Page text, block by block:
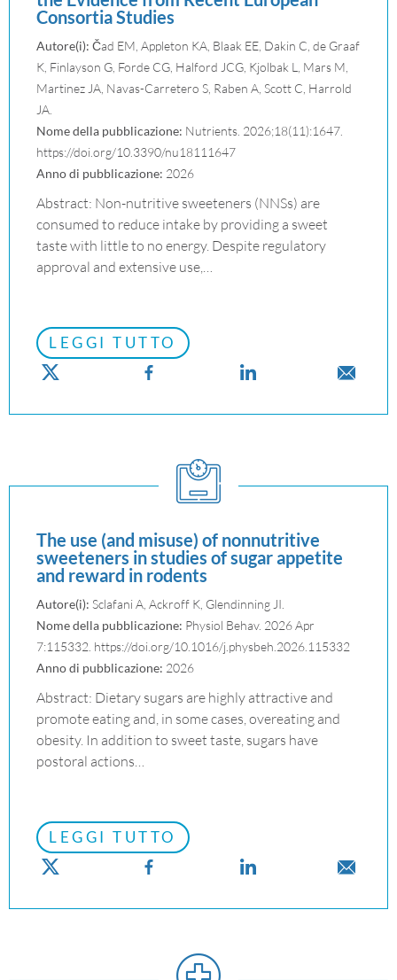
Consortia Studies
Autore(i): Čad EM, Appleton KA, Blaak EE, Dakin C, de Graaf
K, Finlayson G, Forde CG, Halford JCG, Kjolbak L, Mars M,
Martinez JA, Navas-Carretero S, Raben A, Scott C, Harrold
JA.
Nome della pubblicazione: Nutrients. 2026;18(11):1647.
https://doi.org/10.3390/nu18111647
Anno di pubblicazione: 2026
Abstract: Non-nutritive sweeteners (NNSs) are
consumed to reduce intake by providing a sweet
taste with little to no energy. Despite regulatory
approval and extensive use,…
LEGGI TUTTO
The use (and misuse) of nonnutritive
sweeteners in studies of sugar appetite
and reward in rodents
Autore(i): Sclafani A, Ackroff K, Glendinning JI.
Nome della pubblicazione: Physiol Behav. 2026 Apr
7:115332. https://doi.org/10.1016/j.physbeh.2026.115332
Anno di pubblicazione: 2026
Abstract: Dietary sugars are highly attractive and
promote eating and, in some cases, overeating and
obesity. In addition to sweet taste, sugars have
postoral actions…
LEGGI TUTTO